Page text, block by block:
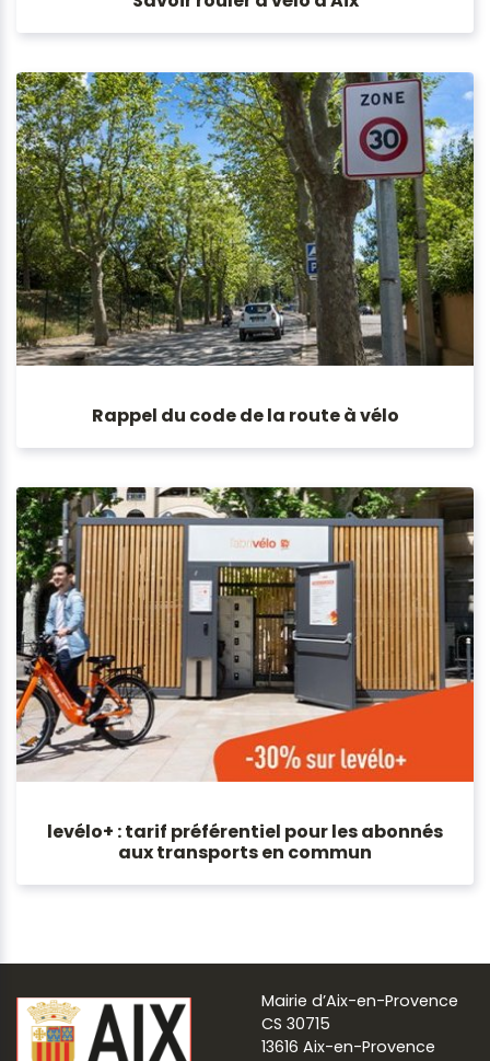
Rappel du code de la route à vélo
levélo+ : tarif préférentiel pour les abonnés
aux transports en commun
Mairie d’Aix-en-Provence
CS 30715
13616 Aix-en-Provence